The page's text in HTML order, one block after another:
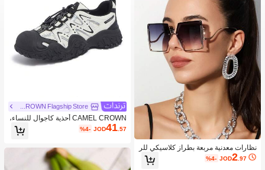
نظارات معدنية مربعة بطراز كلاسيكي للر
جال والنساء، مناسبة للارتداء في الخارج
والسفر والشاطئ والاستخدام اليومي ف
JOD2 .97
%4-
CAMEL CROWN Flagship Store
CAMEL CROWN أحذية كاجوال للنساء،
صيفية بنعل سميك من الشبك القابل للتن
JOD41.57
%4-